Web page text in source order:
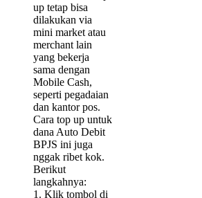
up tetap bisa
dilakukan via
mini market atau
merchant lain
yang bekerja
sama dengan
Mobile Cash,
seperti pegadaian
dan kantor pos.
Cara top up untuk
dana Auto Debit
BPJS ini juga
nggak ribet kok.
Berikut
langkahnya:
1. Klik tombol di